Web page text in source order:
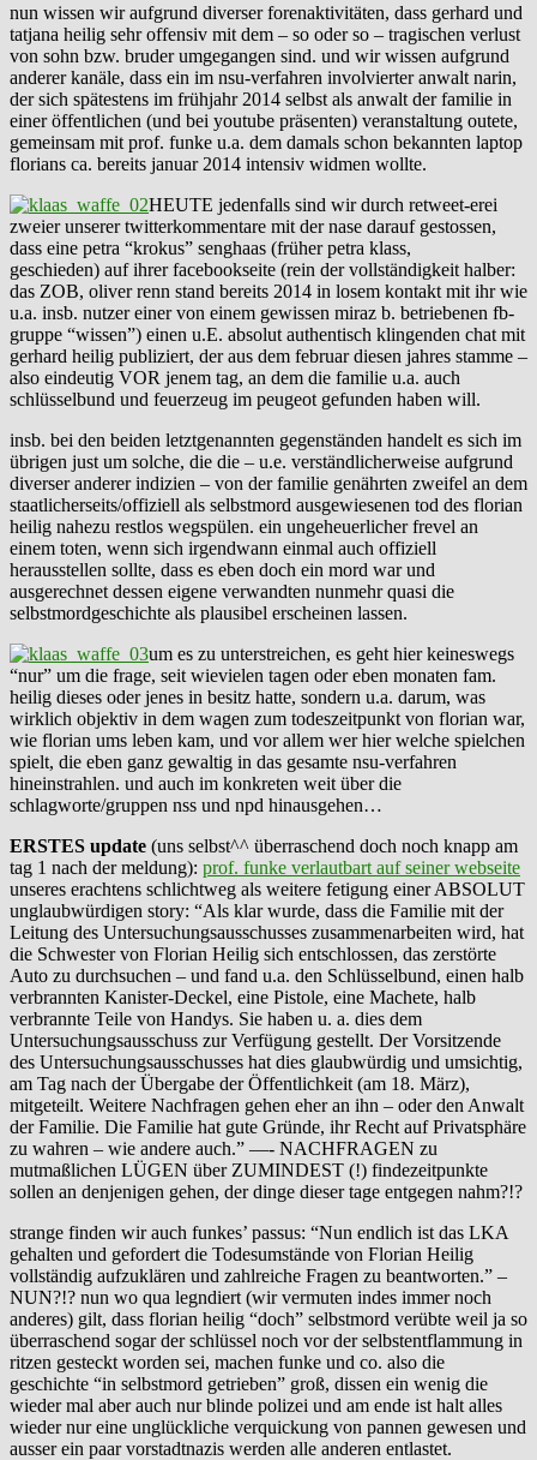
nun wissen wir aufgrund diverser forenaktivitäten, dass gerhard und
tatjana heilig sehr offensiv mit dem – so oder so – tragischen verlust
von sohn bzw. bruder umgegangen sind. und wir wissen aufgrund
anderer kanäle, dass ein im nsu-verfahren involvierter anwalt narin,
der sich spätestens im frühjahr 2014 selbst als anwalt der familie in
einer öffentlichen (und bei youtube präsenten) veranstaltung outete,
gemeinsam mit prof. funke u.a. dem damals schon bekannten laptop
florians ca. bereits januar 2014 intensiv widmen wollte.
HEUTE jedenfalls sind wir durch retweet-erei
zweier unserer twitterkommentare mit der nase darauf gestossen,
dass eine petra “krokus” senghaas (früher petra klass,
geschieden) auf ihrer facebookseite (rein der vollständigkeit halber:
das ZOB, oliver renn stand bereits 2014 in losem kontakt mit ihr wie
u.a. insb. nutzer einer von einem gewissen miraz b. betriebenen fb-
gruppe “wissen”) einen u.E. absolut authentisch klingenden chat mit
gerhard heilig publiziert, der aus dem februar diesen jahres stamme –
also eindeutig VOR jenem tag, an dem die familie u.a. auch
schlüsselbund und feuerzeug im peugeot gefunden haben will.
insb. bei den beiden letztgenannten gegenständen handelt es sich im
übrigen just um solche, die die – u.e. verständlicherweise aufgrund
diverser anderer indizien – von der familie genährten zweifel an dem
staatlicherseits/offiziell als selbstmord ausgewiesenen tod des florian
heilig nahezu restlos wegspülen. ein ungeheuerlicher frevel an
einem toten, wenn sich irgendwann einmal auch offiziell
herausstellen sollte, dass es eben doch ein mord war und
ausgerechnet dessen eigene verwandten nunmehr quasi die
selbstmordgeschichte als plausibel erscheinen lassen.
um es zu unterstreichen, es geht hier keineswegs
“nur” um die frage, seit wievielen tagen oder eben monaten fam.
heilig dieses oder jenes in besitz hatte, sondern u.a. darum, was
wirklich objektiv in dem wagen zum todeszeitpunkt von florian war,
wie florian ums leben kam, und vor allem wer hier welche spielchen
spielt, die eben ganz gewaltig in das gesamte nsu-verfahren
hineinstrahlen. und auch im konkreten weit über die
schlagworte/gruppen nss und npd hinausgehen…
ERSTES update (uns selbst^^ überraschend doch noch knapp am
tag 1 nach der meldung): prof. funke verlautbart auf seiner webseite
unseres erachtens schlichtweg als weitere fetigung einer ABSOLUT
unglaubwürdigen story: “Als klar wurde, dass die Familie mit der
Leitung des Untersuchungsausschusses zusammenarbeiten wird, hat
die Schwester von Florian Heilig sich entschlossen, das zerstörte
Auto zu durchsuchen – und fand u.a. den Schlüsselbund, einen halb
verbrannten Kanister-Deckel, eine Pistole, eine Machete, halb
verbrannte Teile von Handys. Sie haben u. a. dies dem
Untersuchungsausschuss zur Verfügung gestellt. Der Vorsitzende
des Untersuchungsausschusses hat dies glaubwürdig und umsichtig,
am Tag nach der Übergabe der Öffentlichkeit (am 18. März),
mitgeteilt. Weitere Nachfragen gehen eher an ihn – oder den Anwalt
der Familie. Die Familie hat gute Gründe, ihr Recht auf Privatsphäre
zu wahren – wie andere auch.” —- NACHFRAGEN zu
mutmaßlichen LÜGEN über ZUMINDEST (!) findezeitpunkte
sollen an denjenigen gehen, der dinge dieser tage entgegen nahm?!?
strange finden wir auch funkes’ passus: “Nun endlich ist das LKA
gehalten und gefordert die Todesumstände von Florian Heilig
vollständig aufzuklären und zahlreiche Fragen zu beantworten.” –
NUN?!? nun wo qua legndiert (wir vermuten indes immer noch
anderes) gilt, dass florian heilig “doch” selbstmord verübte weil ja so
überraschend sogar der schlüssel noch vor der selbstentflammung in
ritzen gesteckt worden sei, machen funke und co. also die
geschichte “in selbstmord getrieben” groß, dissen ein wenig die
wieder mal aber auch nur blinde polizei und am ende ist halt alles
wieder nur eine unglückliche verquickung von pannen gewesen und
ausser ein paar vorstadtnazis werden alle anderen entlastet.